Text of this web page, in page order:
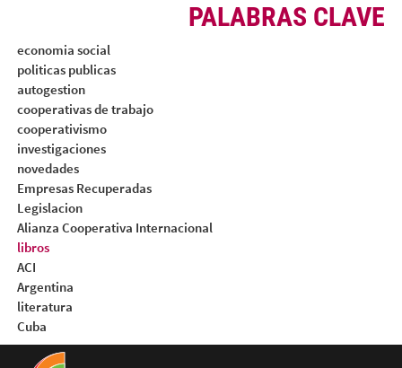
PALABRAS CLAVE
economia social
politicas publicas
autogestion
cooperativas de trabajo
cooperativismo
investigaciones
novedades
Empresas Recuperadas
Legislacion
Alianza Cooperativa Internacional
libros
ACI
Argentina
literatura
Cuba